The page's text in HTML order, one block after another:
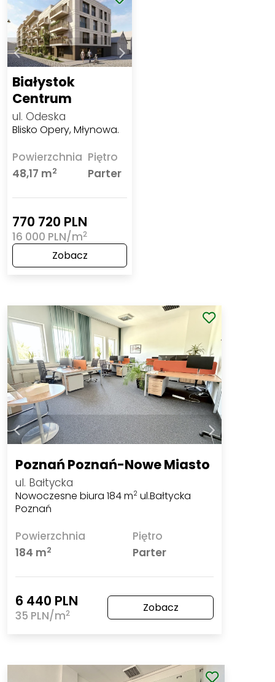
Białystok
Centrum
ul. Odeska
Blisko Opery, Młynowa.
Powierzchnia
48,17 m2
Piętro
Parter
770 720 PLN
16 000 PLN/m2
Zobacz
Poznań Poznań-Nowe Miasto
ul. Bałtycka
Nowoczesne biura 184 m2 ul.Bałtycka
Poznań
Powierzchnia
184 m2
Piętro
Parter
6 440 PLN
35 PLN/m2 Zobacz